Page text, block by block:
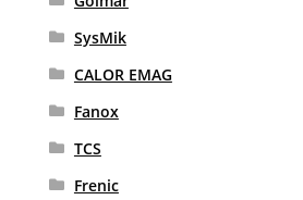
SysMik
CALOR EMAG
Fanox
TCS
Frenic